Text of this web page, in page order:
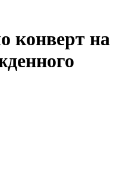
конверт на